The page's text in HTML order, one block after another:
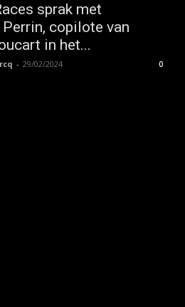
sprak met
copilote van
in het...
- 29/02/2024 0